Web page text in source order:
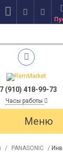
(910) 418-99-73
Часы работы
Меню
/ PANASONIC /